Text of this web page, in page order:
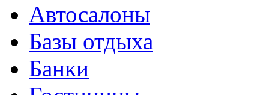
Автосалоны
Базы отдыха
Банки